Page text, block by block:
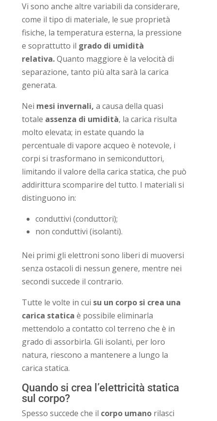
Vi sono anche altre variabili da considerare,
come il tipo di materiale, le sue proprietà
fisiche, la temperatura esterna, la pressione
e soprattutto il grado di umidità
relativa.Quanto maggiore è la velocità di
separazione, tanto più alta sarà la carica
generata.
Nei mesi invernali, a causa della quasi
totale assenza di umidità, la carica risulta
molto elevata; in estate quando la
percentuale di vapore acqueo è notevole, i
corpi si trasformano in semiconduttori,
limitando il valore della carica statica, che può
addirittura scomparire del tutto. I materiali si
distinguono in:
conduttivi (conduttori);
non conduttivi (isolanti).
Nei primi gli elettroni sono liberi di muoversi
senza ostacoli di nessun genere, mentre nei
secondi succede il contrario.
Tutte le volte in cui su un corpo si crea una
carica statica è possibile eliminarla
mettendolo a contatto col terreno che è in
grado di assorbirla. Gli isolanti, per loro
natura, riescono a mantenere a lungo la
carica statica.
Quando si crea l’elettricità statica
sul corpo?
Spesso succede che il corpo umanorilasci